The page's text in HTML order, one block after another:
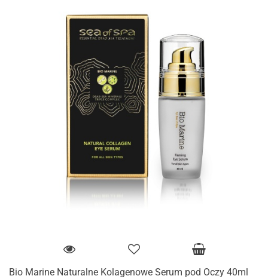
Bio Marine Naturalne Kolagenowe Serum pod Oczy 40ml